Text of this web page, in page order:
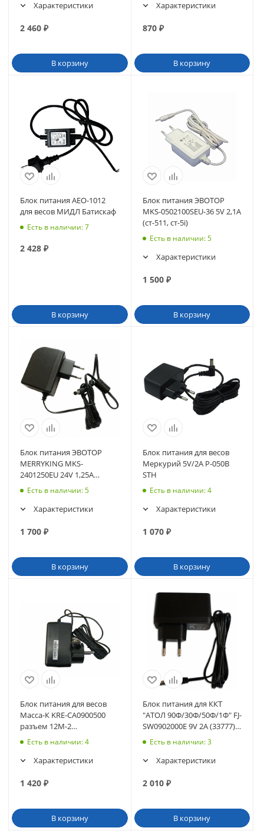
Характеристики
2 460 ₽
В корзину
Характеристики
870₽
В корзину
Блок питания AEO-1012
для весов МИДЛ Батискаф
Есть в наличии: 7
2 428 ₽
В корзину
Блок питания ЭВОТОР
MKS-0502100SEU-36 5V 2,1A
(ст-511, ст-5i)
Есть в наличии: 5
Характеристики
1 500₽
В корзину
Блок питания ЭВОТОР
MERRYKING MKS-
2401250EU 24V 1,25A
Rev.001 (ст-7.2)
Есть в наличии: 5
Характеристики
1 700 ₽
В корзину
Блок питания для весов
Меркурий 5V/2A P-050B
STH
Есть в наличии: 4
Характеристики
1 070₽
В корзину
Блок питания для весов
Масса-К KRE-CA0900500
разъем 12М-2
(влагозащищенный)
Есть в наличии: 4
Характеристики
1 420 ₽
В корзину
Блок питания для ККТ
"АТОЛ 90Ф/30Ф/50Ф/1Ф" FJ-
SW0902000E 9V 2A (33777)
(42614)
Есть в наличии: 3
Характеристики
2 010₽
В корзину